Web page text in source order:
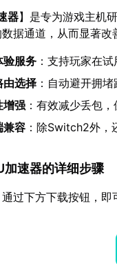
器】是专为游戏主机
据通道，从而显著改
验服务 ：支持玩家在
由选择 ：自动避开拥
增强 ：有效减少丢包
兼容 ：除Switch2外
加速器的详细步骤
过下方下载按钮，即